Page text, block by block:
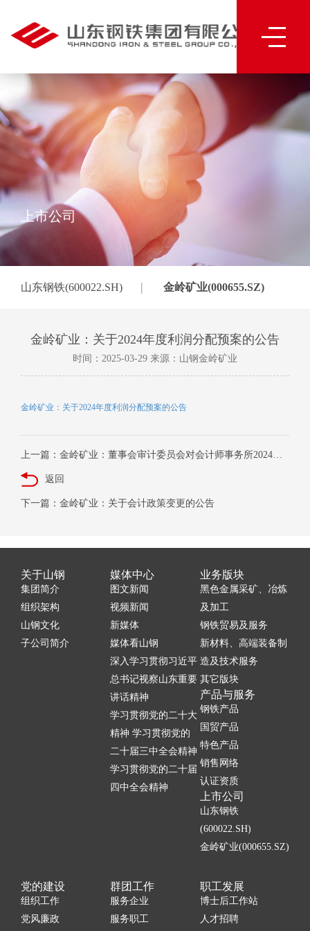
上市公司
山东钢铁(600022.SH) | 金岭矿业(000655.SZ)
金岭矿业：关于2024年度利润分配预案的公告
时间：2025-03-29 来源：山钢金岭矿业
金岭矿业：关于2024年度利润分配预案的公告
上一篇：金岭矿业：董事会审计委员会对会计师事务所2024年度履行监督职责情况报告
返回
下一篇：金岭矿业：关于会计政策变更的公告
关于山钢
集团简介
组织架构
山钢文化
子公司简介
媒体中心
图文新闻
视频新闻
新媒体
媒体看山钢
深入学习贯彻习近平
总书记视察山东重要
讲话精神
学习贯彻党的二十大
精神 学习贯彻党的
二十届三中全会精神
学习贯彻党的二十届
四中全会精神
业务版块
黑色金属采矿、冶炼
及加工
钢铁贸易及服务
新材料、高端装备制
造及技术服务
其它版块
产品与服务
钢铁产品
国贸产品
特色产品
销售网络
认证资质
上市公司
山东钢铁
(600022.SH)
金岭矿业(000655.SZ)
党的建设
组织工作
党风廉政
群团工作
服务企业
服务职工
职工发展
博士后工作站
人才招聘